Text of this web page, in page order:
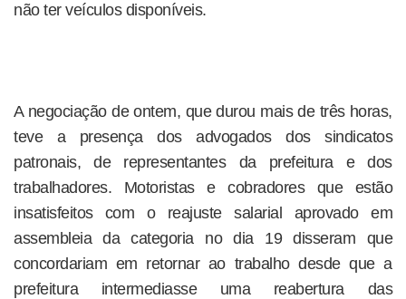
não ter veículos disponíveis.
A negociação de ontem, que durou mais de três horas,
teve a presença dos advogados dos sindicatos
patronais, de representantes da prefeitura e dos
trabalhadores. Motoristas e cobradores que estão
insatisfeitos com o reajuste salarial aprovado em
assembleia da categoria no dia 19 disseram que
concordariam em retornar ao trabalho desde que a
prefeitura intermediasse uma reabertura das